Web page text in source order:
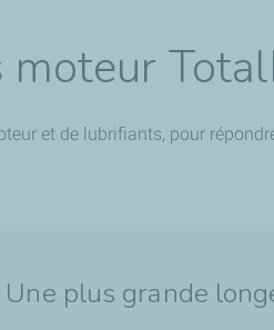
et de lubrifiants, pour
Une plus grande